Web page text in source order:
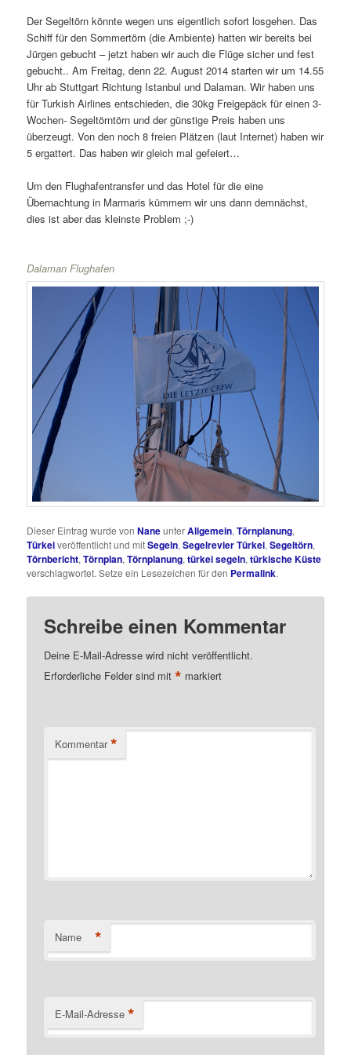
Der Segeltörn könnte wegen uns eigentlich sofort losgehen. Das
Schiff für den Sommertörn (die Ambiente) hatten wir bereits bei
Jürgen gebucht – jetzt haben wir auch die Flüge sicher und fest
gebucht.. Am Freitag, denn 22. August 2014 starten wir um 14.55
Uhr ab Stuttgart Richtung Istanbul und Dalaman. Wir haben uns
für Turkish Airlines entschieden, die 30kg Freigepäck für einen 3-
Wochen- Segeltörntörn und der günstige Preis haben uns
überzeugt. Von den noch 8 freien Plätzen (laut Internet) haben wir
5 ergattert. Das haben wir gleich mal gefeiert…
Um den Flughafentransfer und das Hotel für die eine
Übernachtung in Marmaris kümmern wir uns dann demnächst,
dies ist aber das kleinste Problem ;-)
Dalaman Flughafen
Dieser Eintrag wurde vonNaneunterAllgemein,Törnplanung,
Türkeiveröffentlicht und mitSegeln,Segelrevier Türkei,Segeltörn,
Törnbericht,Törnplan,Törnplanung,türkei segeln,türkische Küste
verschlagwortet. Setze ein Lesezeichen für den Permalink.
Schreibe einen Kommentar
Deine E-Mail-Adresse wird nicht veröffentlicht.
Erforderliche Felder sind mit* markiert
Kommentar *
Name *
E-Mail-Adresse *